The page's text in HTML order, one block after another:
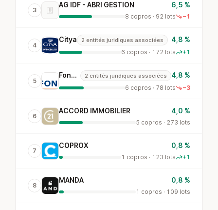
3
AG IDF - ABRI GESTION 6,5 %
8 copros · 92 lots −1
4
Citya 2 entités juridiques associées 4,8 %
6 copros · 172 lots +1
5
Foncia 2 entités juridiques associées 4,8 %
6 copros · 78 lots −3
6
ACCORD IMMOBILIER 4,0 %
5 copros · 273 lots
7
COPROX 0,8 %
1 copros · 123 lots +1
8
MANDA 0,8 %
1 copros · 109 lots